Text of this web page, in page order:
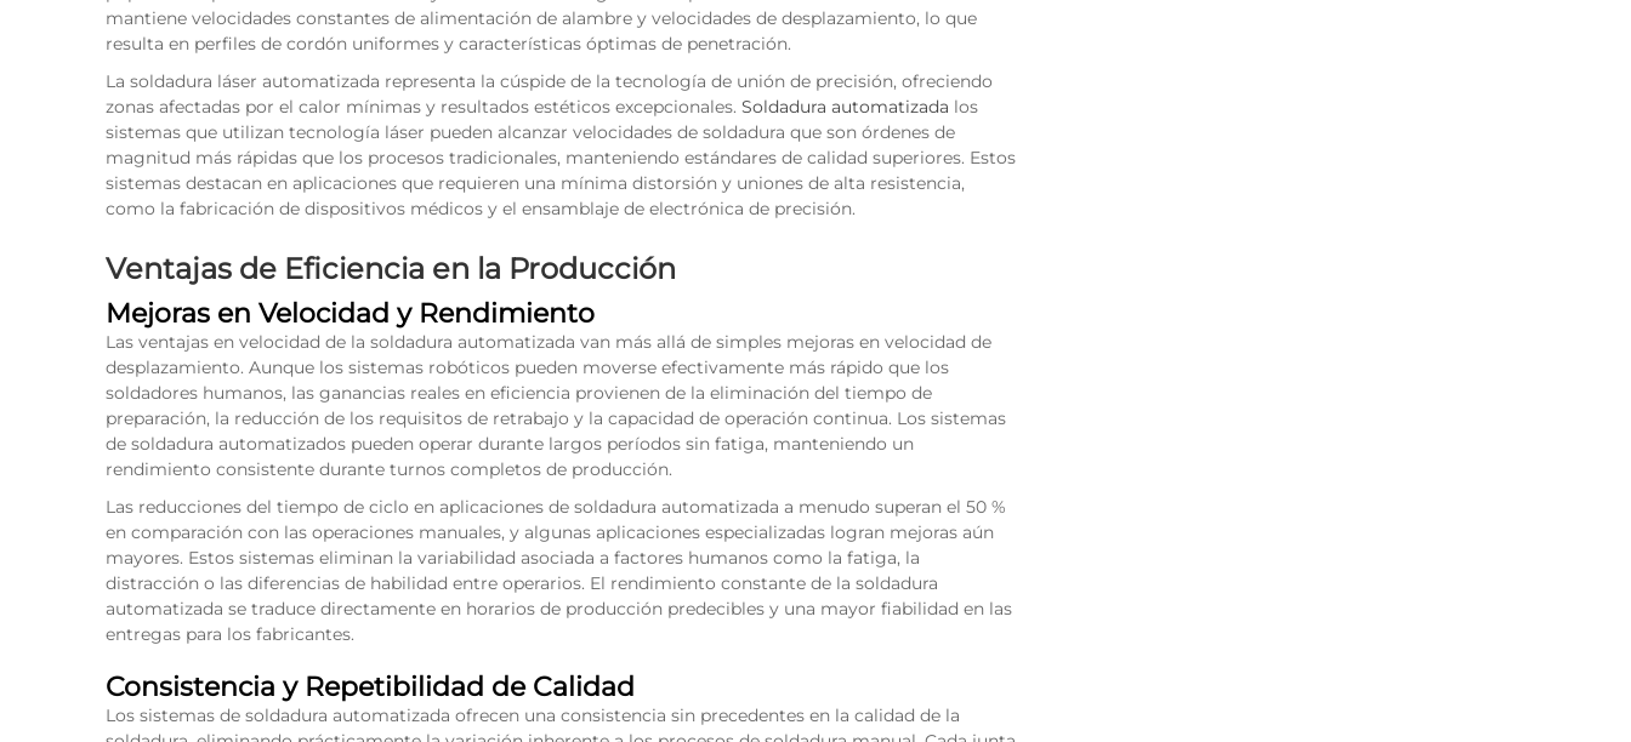
mantiene velocidades constantes de alimentación de alambre y velocidades de desplazamiento, lo que
resulta en perfiles de cordón uniformes y características óptimas de penetración.
La soldadura láser automatizada representa la cúspide de la tecnología de unión de precisión, ofreciendo
zonas afectadas por el calor mínimas y resultados estéticos excepcionales. Soldadura automatizada los
sistemas que utilizan tecnología láser pueden alcanzar velocidades de soldadura que son órdenes de
magnitud más rápidas que los procesos tradicionales, manteniendo estándares de calidad superiores. Estos
sistemas destacan en aplicaciones que requieren una mínima distorsión y uniones de alta resistencia,
como la fabricación de dispositivos médicos y el ensamblaje de electrónica de precisión.
Ventajas de Eficiencia en la Producción
Mejoras en Velocidad y Rendimiento
Las ventajas en velocidad de la soldadura automatizada van más allá de simples mejoras en velocidad de
desplazamiento. Aunque los sistemas robóticos pueden moverse efectivamente más rápido que los
soldadores humanos, las ganancias reales en eficiencia provienen de la eliminación del tiempo de
preparación, la reducción de los requisitos de retrabajo y la capacidad de operación continua. Los sistemas
de soldadura automatizados pueden operar durante largos períodos sin fatiga, manteniendo un
rendimiento consistente durante turnos completos de producción.
Las reducciones del tiempo de ciclo en aplicaciones de soldadura automatizada a menudo superan el 50 %
en comparación con las operaciones manuales, y algunas aplicaciones especializadas logran mejoras aún
mayores. Estos sistemas eliminan la variabilidad asociada a factores humanos como la fatiga, la
distracción o las diferencias de habilidad entre operarios. El rendimiento constante de la soldadura
automatizada se traduce directamente en horarios de producción predecibles y una mayor fiabilidad en las
entregas para los fabricantes.
Consistencia y Repetibilidad de Calidad
Los sistemas de soldadura automatizada ofrecen una consistencia sin precedentes en la calidad de la